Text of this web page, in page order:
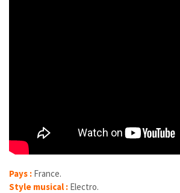
Pays : France.
Style musical : Electro.